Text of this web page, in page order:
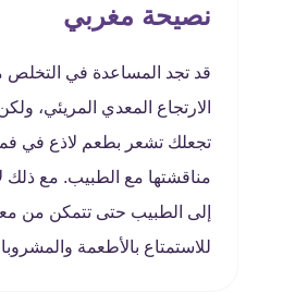
نصيحة مغربي
قد تجد المساعدة في
الارتجاع المعدي المريئي،
تجعلك تشعر بطعم لاذع في
مناقشتها مع الطبيب. مع ذلك
إلى الطبيب حتى تتمكن من
للاستمتاع بالأطعمة